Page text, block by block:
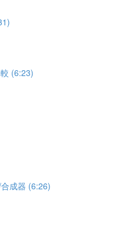
(6:23)
成器 (6:26)